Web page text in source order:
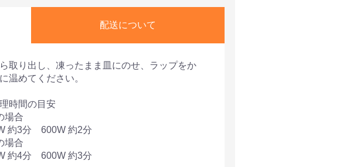
配送について
取り出し、凍ったまま皿にのせ、ラップをか
温めてください。
時間の目安
場合
約3分 600W 約2分
場合
約4分 600W 約3分